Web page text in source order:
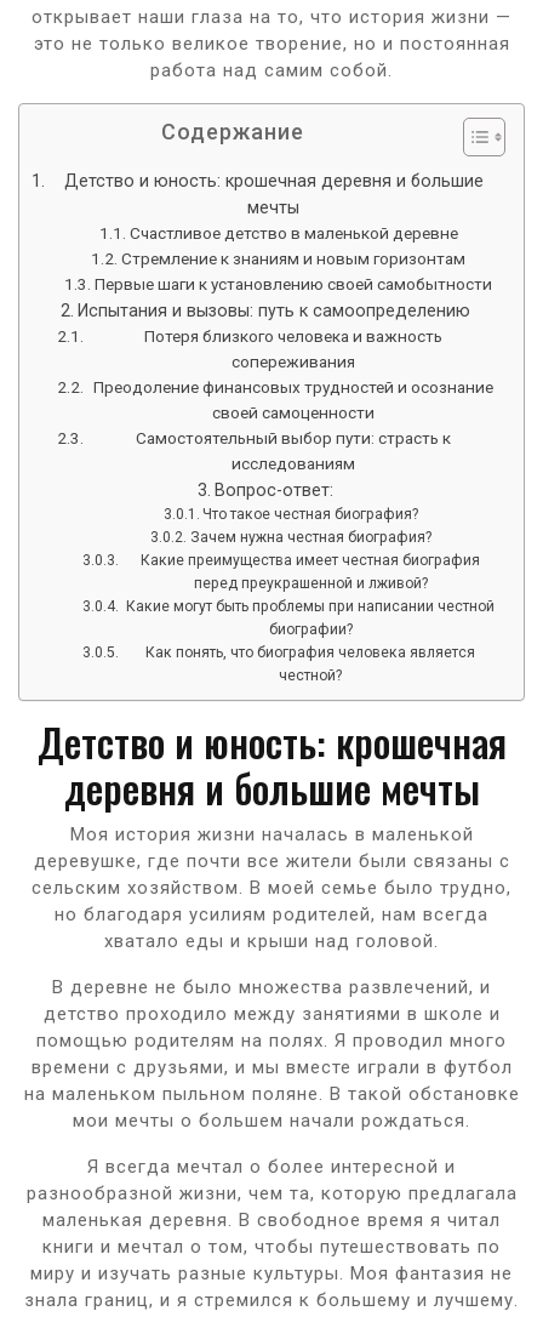
открывает наши глаза на то, что история жизни —
это не только великое творение, но и постоянная
работа над самим собой.
Содержание
Детство и юность: крошечная деревня и большие
мечты
Счастливое детство в маленькой деревне
Стремление к знаниям и новым горизонтам
Первые шаги к установлению своей самобытности
Испытания и вызовы: путь к самоопределению
Потеря близкого человека и важность
сопереживания
Преодоление финансовых трудностей и осознание
своей самоценности
Самостоятельный выбор пути: страсть к
исследованиям
Вопрос-ответ:
Что такое честная биография?
Зачем нужна честная биография?
Какие преимущества имеет честная биография
перед преукрашенной и лживой?
Какие могут быть проблемы при написании честной
биографии?
Как понять, что биография человека является
честной?
Детство и юность: крошечная
деревня и большие мечты
Моя история жизни началась в маленькой
деревушке, где почти все жители были связаны с
сельским хозяйством. В моей семье было трудно,
но благодаря усилиям родителей, нам всегда
хватало еды и крыши над головой.
В деревне не было множества развлечений, и
детство проходило между занятиями в школе и
помощью родителям на полях. Я проводил много
времени с друзьями, и мы вместе играли в футбол
на маленьком пыльном поляне. В такой обстановке
мои мечты о большем начали рождаться.
Я всегда мечтал о более интересной и
разнообразной жизни, чем та, которую предлагала
маленькая деревня. В свободное время я читал
книги и мечтал о том, чтобы путешествовать по
миру и изучать разные культуры. Моя фантазия не
знала границ, и я стремился к большему и лучшему.